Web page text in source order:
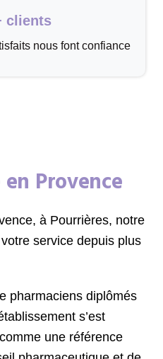
clients
nous font confiance
Provence
à Pourrières, notre
service depuis plus
pharmaciens diplômés
s’est
une référence